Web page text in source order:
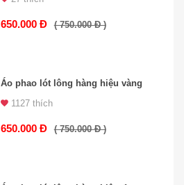
650.000 Đ ( 750.000 Đ )
Áo phao lót lông hàng hiệu vàng
1127 thích
650.000 Đ ( 750.000 Đ )